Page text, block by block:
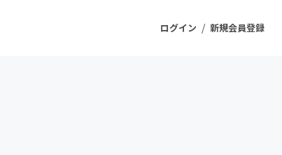
ログイン / 新規会員登録